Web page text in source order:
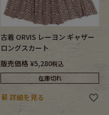
古着 ORVIS レーヨン ギャザー
ロングスカート
販売価格 ¥5,280税込
在庫切れ
詳細を見る